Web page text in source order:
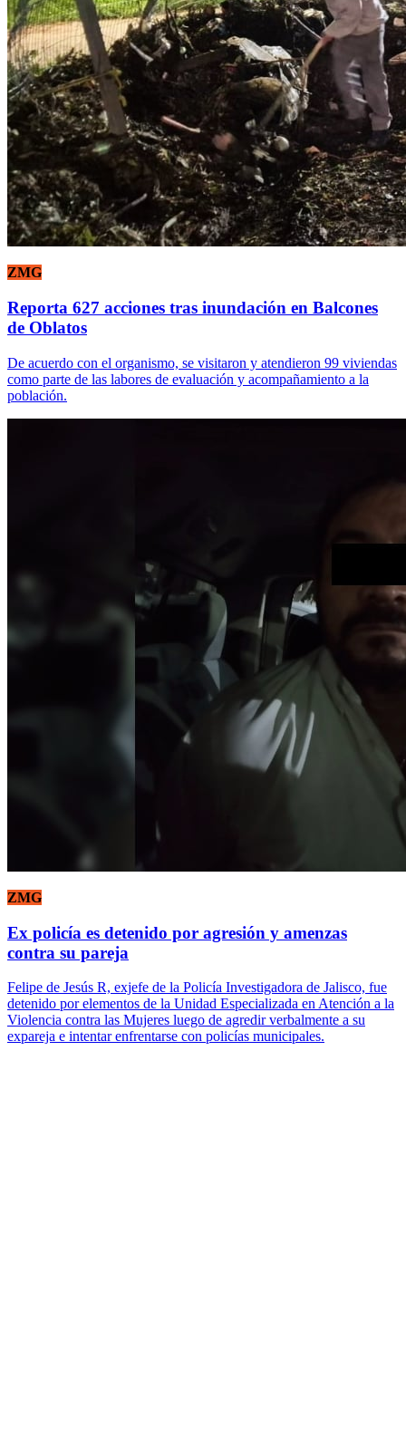
ZMG
Reporta 627 acciones tras inundación en Balcones
de Oblatos
De acuerdo con el organismo, se visitaron y atendieron 99 viviendas
como parte de las labores de evaluación y acompañamiento a la
población.
ZMG
Ex policía es detenido por agresión y amenzas
contra su pareja
Felipe de Jesús R, exjefe de la Policía Investigadora de Jalisco, fue
detenido por elementos de la Unidad Especializada en Atención a la
Violencia contra las Mujeres luego de agredir verbalmente a su
expareja e intentar enfrentarse con policías municipales.